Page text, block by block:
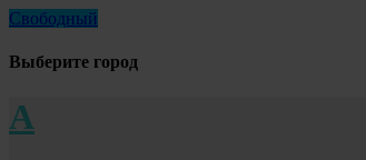
Свободный
Выберите город
А